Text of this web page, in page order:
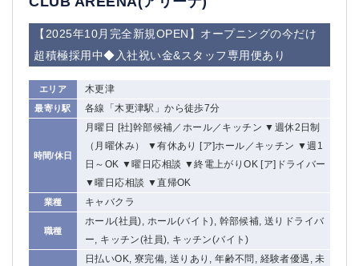
【2025年10月完全新規OPEN】オープニングの今だけ
超積極採用中◆入社祝い金&スタッフ専用便あり
エリア 木更津
最寄り駅 各線「木更津駅」から徒歩7分
時間/休日
月曜日 [社]幹部候補／ホール／キッチン ▼週休2日制
（月曜休み） ▼有休あり [ア]ホール／キッチン ▼週1
日～OK ▼曜日応相談 ▼終電上がりOK [ア]ドライバー
▼曜日応相談 ▼直帰OK
業種 キャバクラ
職種
ホール(社員), ホール(バイト), 幹部候補, 送りドライバ
ー, キッチン(社員), キッチン(バイト)
日払いOK, 寮完備, 送りあり, 年齢不問, 経験者優遇, 未